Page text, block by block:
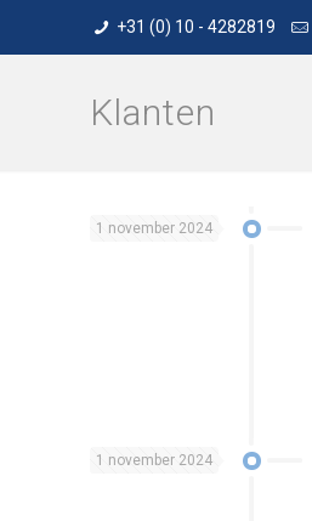
+31 (0) 10 - 4282819
Klanten
1 november 2024
1 november 2024